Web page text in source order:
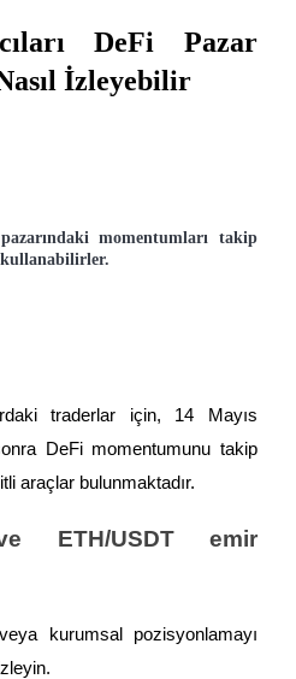
DeFi Pazar
İzleyebilir
momentumları takip
traderlar için, 14 Mayıs
DeFi momentumunu takip
araçlar bulunmaktadır.
ETH/USDT emir
kurumsal pozisyonlamayı